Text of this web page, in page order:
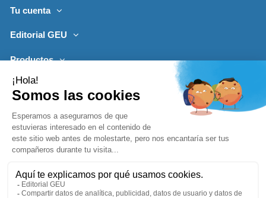
Tu cuenta
Editorial GEU
Productos
Lo más leído
Síguenos